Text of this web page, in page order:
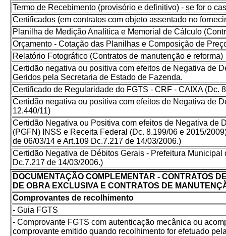
Termo de Recebimento (provisório e definitivo) - se for o
Certificados (em contratos com objeto assentado no
Planilha de Medição Analítica e Memorial de Cálculo
Orçamento - Cotação das Planilhas e Composição de
Relatório Fotográfico (Contratos de manutenção e reforma)
Certidão negativa ou positiva com efeitos de Negativa de
Geridos pela Secretaria de Estado de Fazenda.
Certificado de Regularidade do FGTS - CRF - CAIXA (Dc.
Certidão negativa ou positiva com efeitos de Negativa de
12.440/11)
Certidão Negativa ou Positiva com efeitos de Negativa de
(PGFN) INSS e Receita Federal (Dc. 8.199/06 e 2015/
de 06/03/14 e Art.109 Dc.7.217 de 14/03/2006.)
Certidão Negativa de Débitos Gerais - Prefeitura
Dc.7.217 de 14/03/2006.)
DOCUMENTAÇÃO COMPLEMENTAR - CONTRATOS
DE OBRA EXCLUSIVA E CONTRATOS DE
Comprovantes de recolhimento
- Guia FGTS
- Comprovante FGTS com autenticação mecânica ou
comprovante emitido quando recolhimento for efetuado